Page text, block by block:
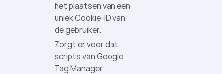
het plaatsen van een
uniek Cookie-ID van
de gebruiker.
Zorgt er voor dat
scripts van Google
Tag Manager